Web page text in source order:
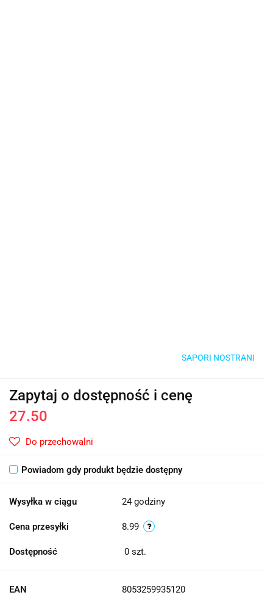
SAPORI NOSTRANI
Zapytaj o dostępność i cenę
27.50
Do przechowalni
Powiadom gdy produkt będzie dostępny
Wysyłka w ciągu 24 godziny
Cena przesyłki 8.99
Dostępność 0 szt.
EAN 8053259935120